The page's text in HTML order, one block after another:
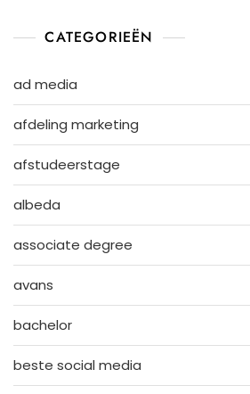
CATEGORIEËN
ad media
afdeling marketing
afstudeerstage
albeda
associate degree
avans
bachelor
beste social media